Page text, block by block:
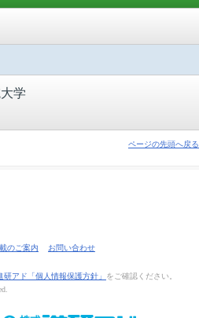
学
ページの先頭へ戻る
のご案内 お問い合わせ
研アド「個人情報保護方針」 をご確認ください。